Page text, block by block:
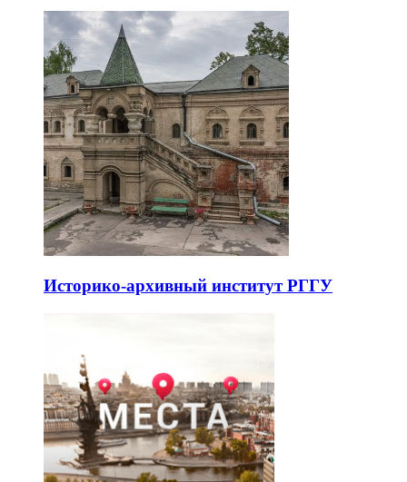
Историко-архивный институт РГГУ